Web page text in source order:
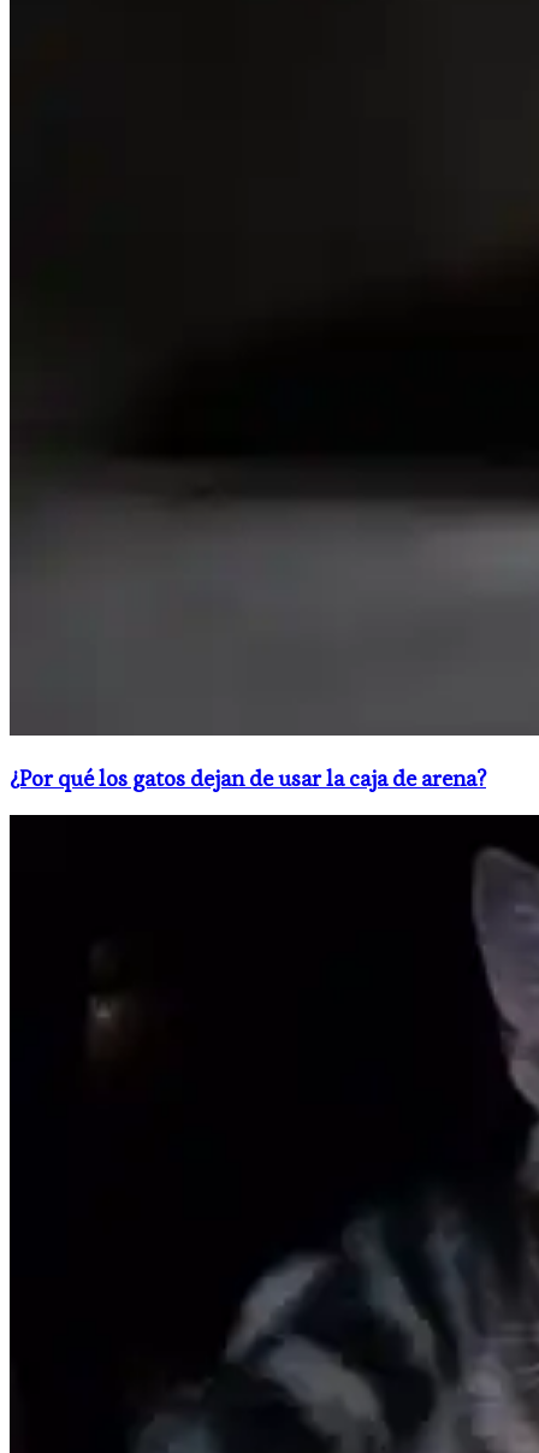
¿Por qué los gatos dejan de usar la caja de arena?